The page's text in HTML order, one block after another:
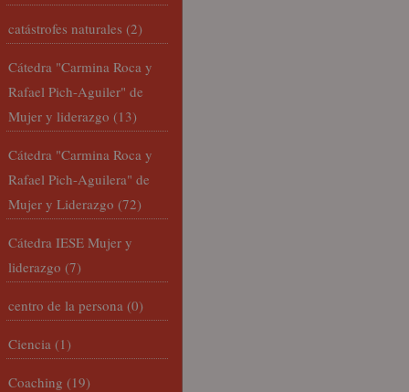
catástrofes naturales (2)
Cátedra "Carmina Roca y
Rafael Pich-Aguiler" de
Mujer y liderazgo (13)
Cátedra "Carmina Roca y
Rafael Pich-Aguilera" de
Mujer y Liderazgo (72)
Cátedra IESE Mujer y
liderazgo (7)
centro de la persona (0)
Ciencia (1)
Coaching (19)